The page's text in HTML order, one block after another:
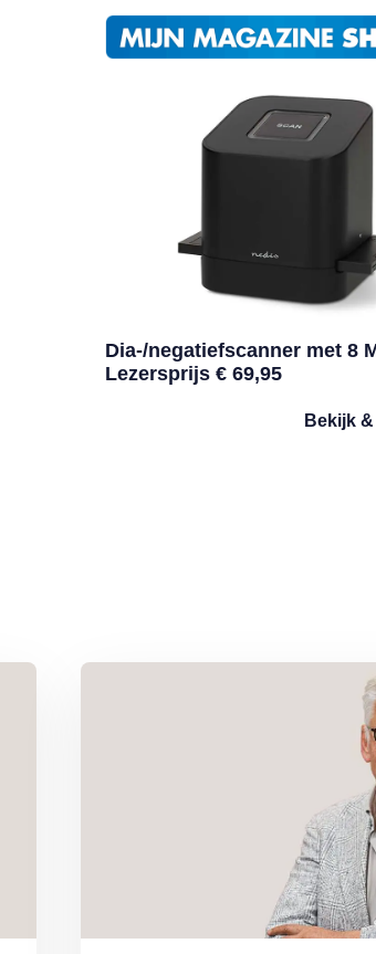
Dia-/negatiefscanner met 8
Lezersprijs € 69,95
Bekijk &
Lees meer over Column Jan Slagter: